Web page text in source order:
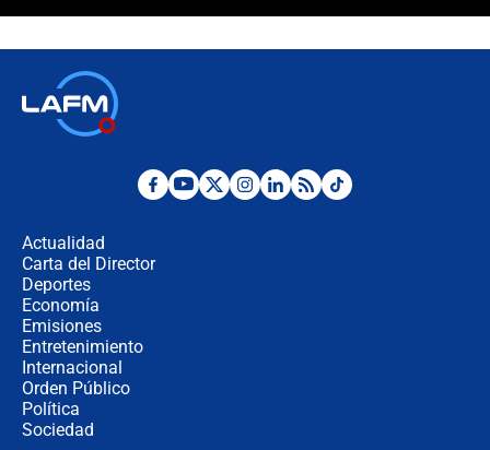
Las razones para escoger al nuevo
Actualidad
Carta del Director
Deportes
Economía
Emisiones
Entretenimiento
Internacional
Orden Público
Política
Sociedad